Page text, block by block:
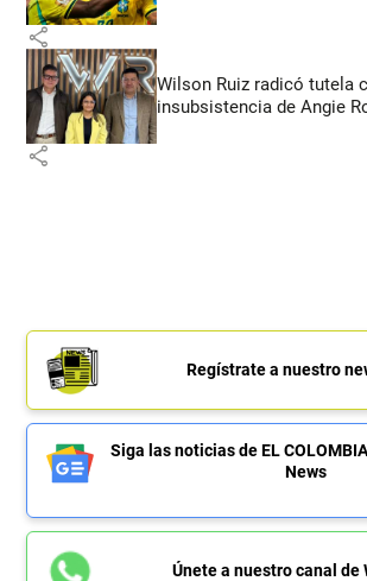
share
Wilson Ruiz radicó tutela
insubsistencia de Angie
share
Regístrate a nuestro
Siga las noticias de EL
News
Únete a nuestro canal de